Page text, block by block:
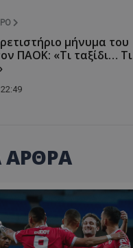
μήνυμα του
ΠΑΟΚ: «Τι ταξίδι… Τι
ΑΡΘΡΑ